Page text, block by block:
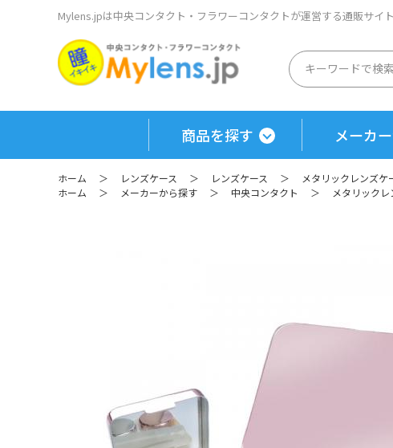
Mylens.jpは中央コンタクト・フラワーコンタクトが運営する通販サイト
商品を探す メーカ
ホーム ＞ レンズケース ＞ レンズケース ＞
メタリックレンズケ
ホーム
＞ メーカーから探す ＞ 中央コンタクト ＞ メタリック